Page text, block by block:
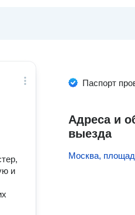
и
Паспорт
Адреса и
выезда
Москва,